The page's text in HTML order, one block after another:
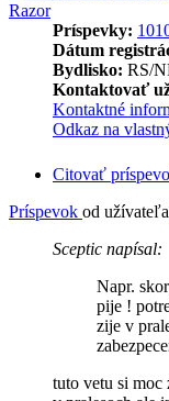
Razor
Príspevky:
Dátum
Bydlisko: RS/
Kontaktovať
Kontaktné
Odkaz na
Citovať
Príspevok od užívateľa
Sceptic napísal:
Napr.
pije !
zije v
tuto vetu si moc